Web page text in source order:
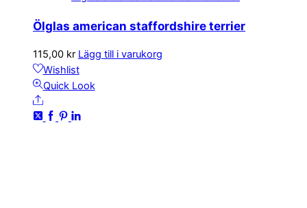
Ölglas american staffordshire terrier
115,00 kr Lägg till i varukorg
Wishlist
Quick Look
Share